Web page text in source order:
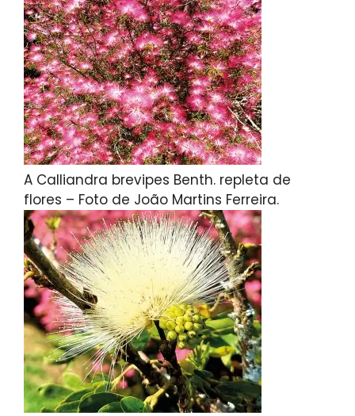
A Calliandra brevipes Benth. repleta de
flores – Foto de João Martins Ferreira.